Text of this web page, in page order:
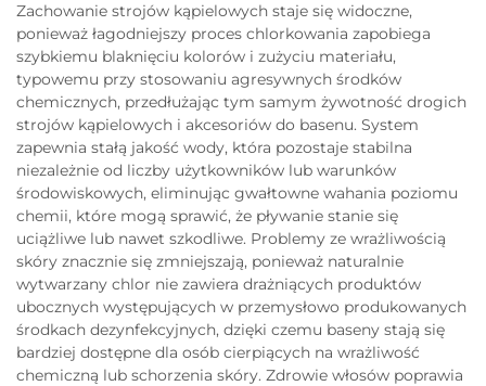
Zachowanie strojów kąpielowych staje się widoczne,
ponieważ łagodniejszy proces chlorkowania zapobiega
szybkiemu blaknięciu kolorów i zużyciu materiału,
typowemu przy stosowaniu agresywnych środków
chemicznych, przedłużając tym samym żywotność drogich
strojów kąpielowych i akcesoriów do basenu. System
zapewnia stałą jakość wody, która pozostaje stabilna
niezależnie od liczby użytkowników lub warunków
środowiskowych, eliminując gwałtowne wahania poziomu
chemii, które mogą sprawić, że pływanie stanie się
uciążliwe lub nawet szkodliwe. Problemy ze wrażliwością
skóry znacznie się zmniejszają, ponieważ naturalnie
wytwarzany chlor nie zawiera drażniących produktów
ubocznych występujących w przemysłowo produkowanych
środkach dezynfekcyjnych, dzięki czemu baseny stają się
bardziej dostępne dla osób cierpiących na wrażliwość
chemiczną lub schorzenia skóry. Zdrowie włosów poprawia